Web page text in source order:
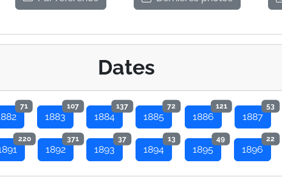
Dates
71
1883
107
1884
137
1885
72
1886
121
1887
53
220
1892
371
1893
37
1894
13
1895
49
1896
22